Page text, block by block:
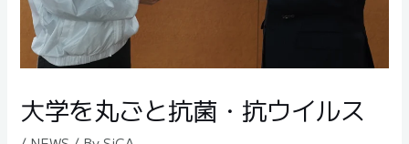
大学を丸ごと抗菌・抗ウイルス